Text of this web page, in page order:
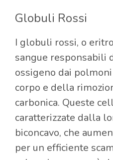
Globuli Rossi
I globuli rossi, o
sangue responsabili
ossigeno dai
corpo e della
carbonica. Queste
caratterizzate dalla
biconcavo, che
per un efficiente